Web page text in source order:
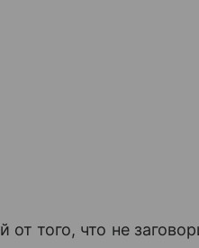
того, что не